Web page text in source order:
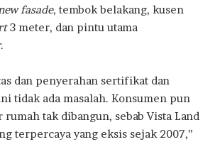
fasade, tembok belakang, kusen
3 meter, dan pintu utama
.
dan penyerahan sertifikat dan
tidak ada masalah. Konsumen pun
tak dibangun, sebab Vista Land
terpercaya yang eksis sejak 2007,”